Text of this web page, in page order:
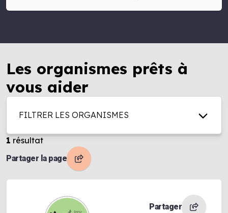
Les organismes prêts à
vous aider
FILTRER LES ORGANISMES
1 résultat
Partager la page
Partager